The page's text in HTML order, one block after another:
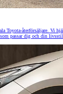
Toyota-återförsäljare. Vi
passar dig och din livsstil.